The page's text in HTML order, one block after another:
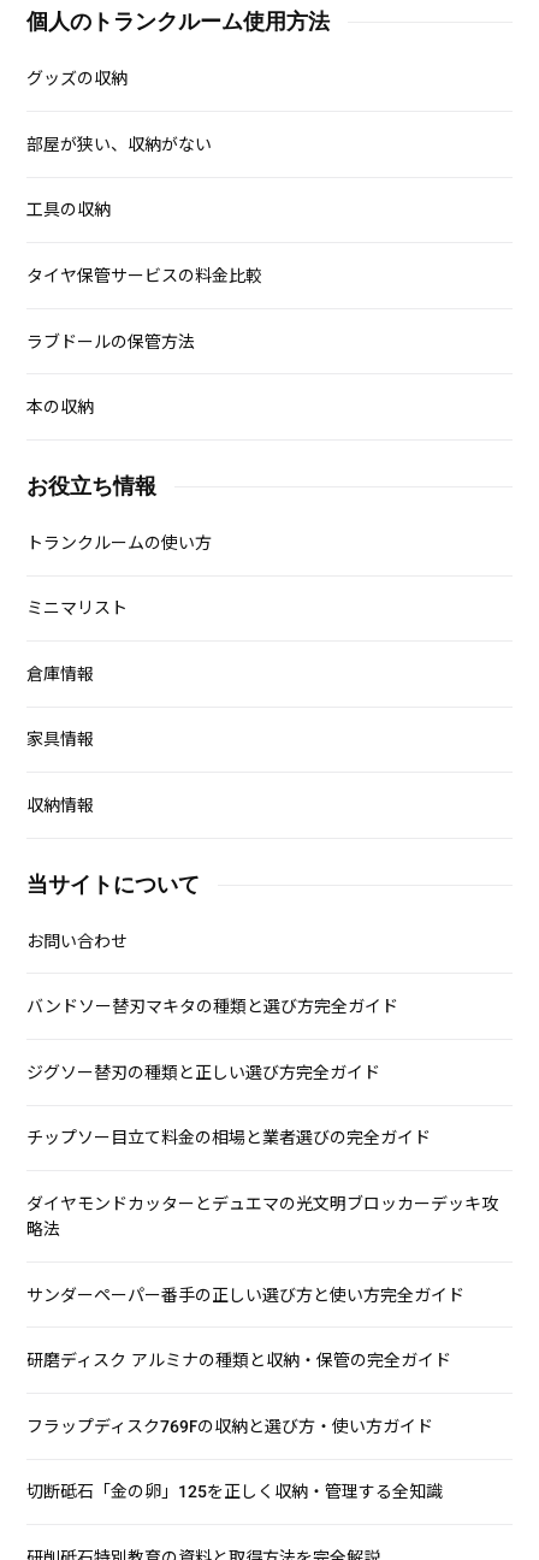
個人のトランクルーム使用方法
グッズの収納
部屋が狭い、収納がない
工具の収納
タイヤ保管サービスの料金比較
ラブドールの保管方法
本の収納
お役立ち情報
トランクルームの使い方
ミニマリスト
倉庫情報
家具情報
収納情報
当サイトについて
お問い合わせ
バンドソー替刃マキタの種類と選び方完全ガイド
ジグソー替刃の種類と正しい選び方完全ガイド
チップソー目立て料金の相場と業者選びの完全ガイド
ダイヤモンドカッターとデュエマの光文明ブロッカーデッキ攻
略法
サンダーペーパー番手の正しい選び方と使い方完全ガイド
研磨ディスク アルミナの種類と収納・保管の完全ガイド
フラップディスク769Fの収納と選び方・使い方ガイド
切断砥石「金の卵」125を正しく収納・管理する全知識